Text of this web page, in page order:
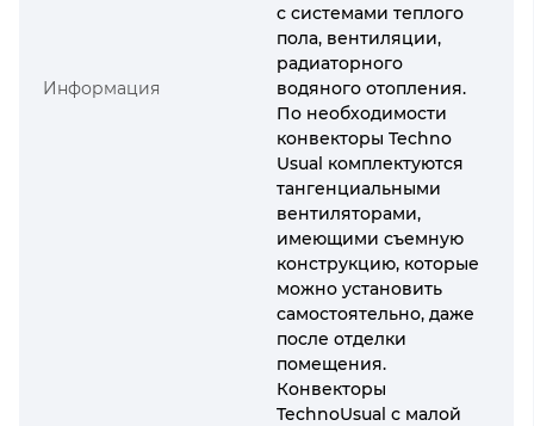
Информация
с системами теплого
пола, вентиляции,
радиаторного
водяного отопления.
По необходимости
конвекторы Techno
Usual комплектуются
тангенциальными
вентиляторами,
имеющими съемную
конструкцию, которые
можно установить
самостоятельно, даже
после отделки
помещения.
Конвекторы
TechnoUsual с малой